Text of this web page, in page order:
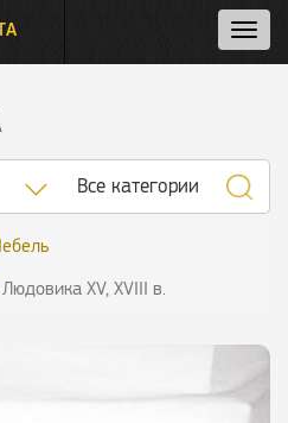
и
Список
Все категории
XV, XVIII в.